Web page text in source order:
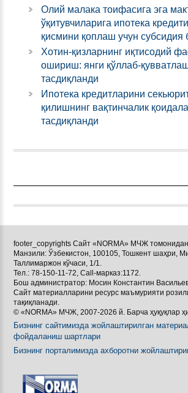
Олий малака тоифасига эга
ўқитувчиларига ипотека
қисмини қоплаш учун субсидия
Хотин-қизларнинг иқтисодий
ошириш: янги қўллаб-
тасдиқланди
Ипотека кредитларини
қилишнинг вақтинчалик
тасдиқланди
footer_copyrights Сайт «NORMA» МЧЖ
Манзили: Ўзбекистон, 100105, Тошкент шаҳри,
Таллимаржон кўчаси, 1/1.
Тел.: 78-150-11-72, Call-марказ:1172.
Бош администратор: Мосин Константин
Сайт материалларини ресурс маъмурияти
тақиқланади.
© «NORMA» МЧЖ, 2007-2026 й. Барча ҳуқуқлар
Бизнинг сайтимизда жойлаштирилган
фойдаланиш шартлари
Бизнинг порталимизда ахборотни